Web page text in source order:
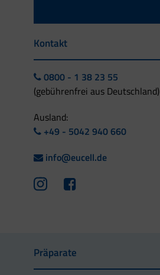
Kontakt
0800 - 1 38 23 55
(gebührenfrei aus Deutschland)
Ausland:
+49 - 5042 940 660
info@eucell.de
Präparate